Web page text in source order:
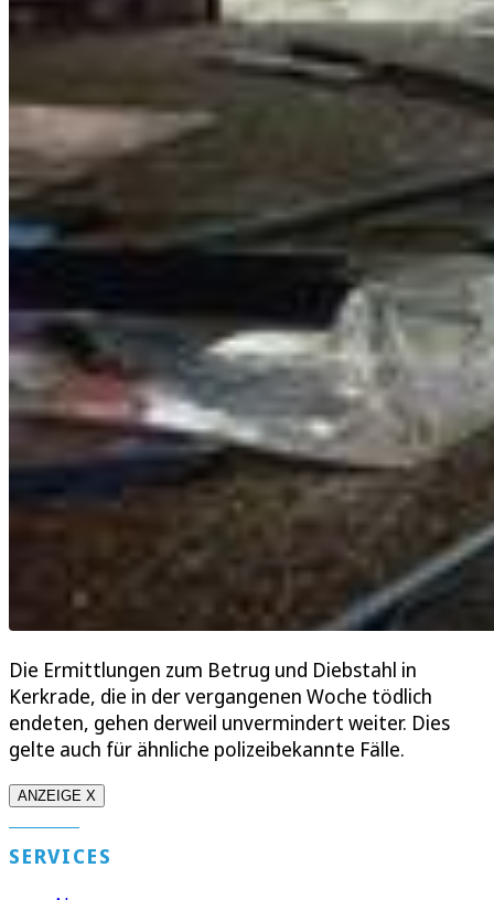
Die Ermittlungen zum Betrug und Diebstahl in
Kerkrade, die in der vergangenen Woche tödlich
endeten, gehen derweil unvermindert weiter. Dies
gelte auch für ähnliche polizeibekannte Fälle.
ANZEIGE X
SERVICES